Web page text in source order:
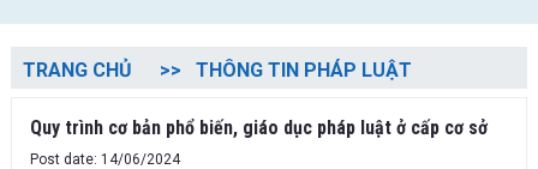
TRANG CHỦ THÔNG TIN PHÁP LUẬT
Quy trình cơ bản phổ biến, giáo dục pháp luật ở cấp cơ sở
Post date: 14/06/2024